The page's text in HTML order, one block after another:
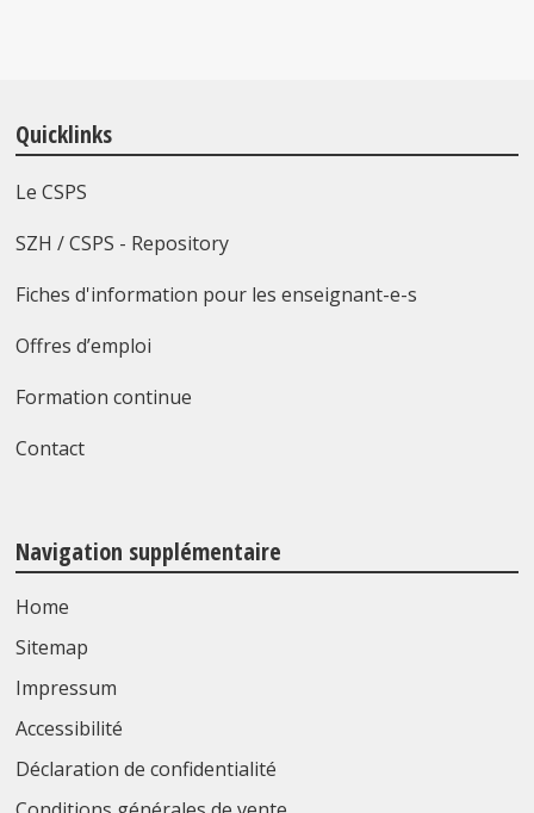
Quicklinks
Le CSPS
SZH / CSPS - Repository
Fiches d'information pour les enseignant-e-s
Offres d’emploi
Formation continue
Contact
Navigation supplémentaire
Home
Sitemap
Impressum
Accessibilité
Déclaration de confidentialité